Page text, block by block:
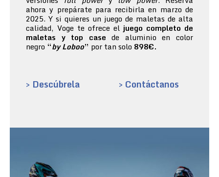
ahora y prepárate para recibirla en marzo de
2025. Y si quieres un juego de maletas de alta
calidad, Voge te ofrece el juego completo de
maletas y top case de aluminio en color
negro “by Loboo” por tan solo 898€.
> Descúbrela > Contáctanos